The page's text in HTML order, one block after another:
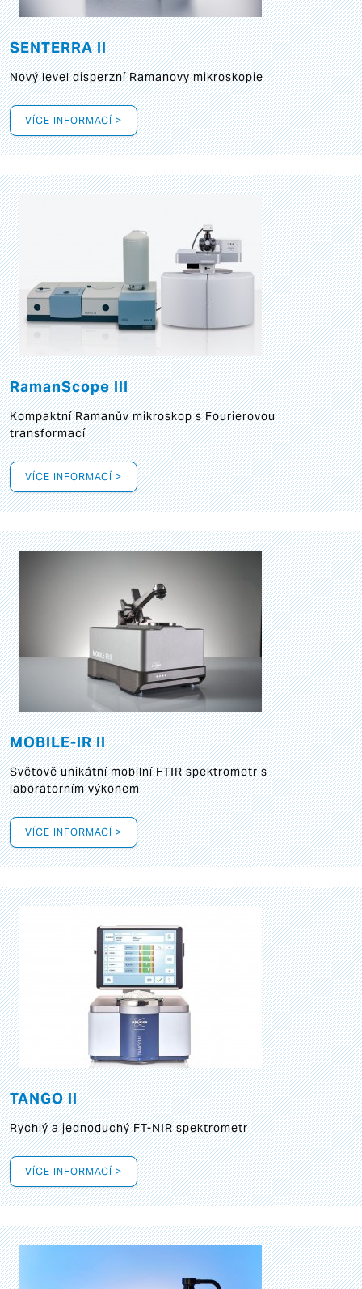
SENTERRA II
Nový level disperzní Ramanovy mikroskopie
VÍCE INFORMACÍ >
RamanScope III
Kompaktní Ramanův mikroskop s Fourierovou
transformací
VÍCE INFORMACÍ >
MOBILE-IR II
Světově unikátní mobilní FTIR spektrometr s
laboratorním výkonem
VÍCE INFORMACÍ >
TANGO II
Rychlý a jednoduchý FT-NIR spektrometr
VÍCE INFORMACÍ >